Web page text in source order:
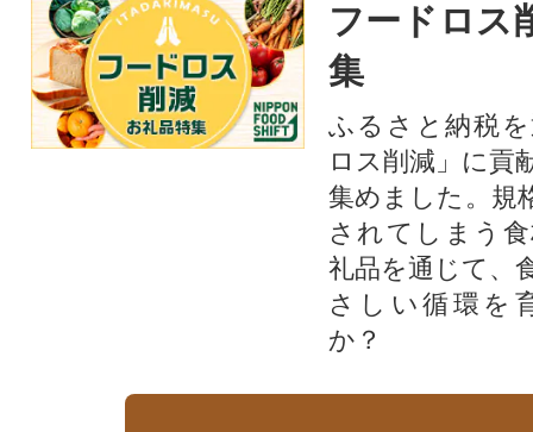
フードロス
集
ふるさと納税
ロス削減」に貢
集めました。規
されてしまう
礼品を通じて、
さしい循環を
か？​